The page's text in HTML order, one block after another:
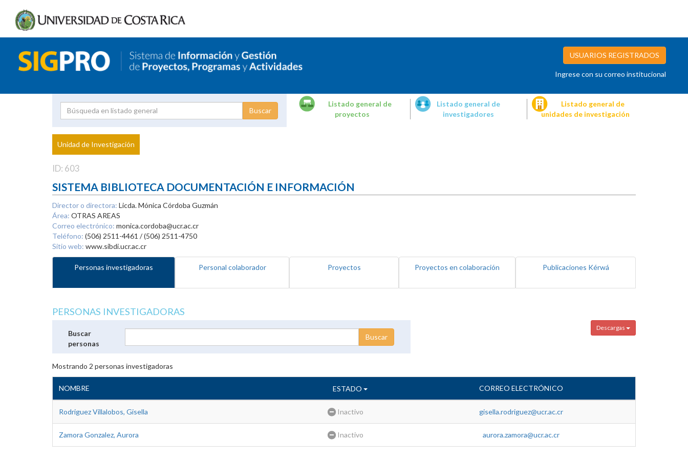
USUARIOS REGISTRADOS
Ingrese con su correo institucional
Proyecto
Investigador
Listado general de
proyectos
Listado general de
investigadores
Listado general de
unidades de investigación
Unidad de Investigación
ID: 603
SISTEMA BIBLIOTECA DOCUMENTACIÓN E INFORMACIÓN
Director o directora: Licda. Mónica Córdoba Guzmán
Área: OTRAS AREAS
Correo electrónico: monica.cordoba@ucr.ac.cr
Teléfono: (506) 2511-4461 / (506) 2511-4750
Sitio web: www.sibdi.ucr.ac.cr
Personas investigadoras Personal colaborador Proyectos Proyectos en colaboración Publicaciones Kérwá
PERSONAS INVESTIGADORAS
Descargas
Buscar
personas
Mostrando 2 personas investigadoras
NOMBRE ESTADO CORREO ELECTRÓNICO
Rodriguez Villalobos, Gisella Inactivo gisella.rodriguez@ucr.ac.cr
Zamora Gonzalez, Aurora Inactivo aurora.zamora@ucr.ac.cr